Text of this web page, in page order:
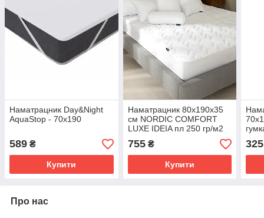
Наматрацник Day&Night
AquaStop - 70х190
589 ₴
Купити
Наматрацник 80х190х35
см NORDIC COMFORT
LUXE IDEIA пл 250 гр/м2
стьобаний натяжний з
бортом по периметру
755₴
Купити
325
Про нас